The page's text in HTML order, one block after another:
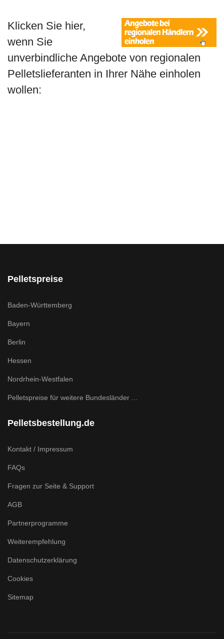
Klicken Sie hier,
wenn Sie
unverbindliche Angebote von regionalen
Pelletslieferanten in Ihrer Nähe einholen
wollen:
Pelletspreise
Baden-Württemberg
Bayern
Berlin
Hessen
Nordrhein-Westfalen
Pelletspreise für weitere Bundesländer ...
Pelletsbestellung.de
Kontakt / Impressum
FAQs
Fragen zur Seite & Support
AGB
Partnerprogramme
Weiterempfehlung
Datenschutzerklärung
Cookies
Sitemap